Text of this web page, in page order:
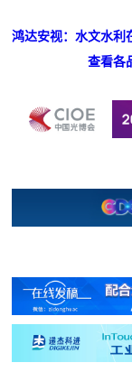
鸿达安视：水文水利
查看各